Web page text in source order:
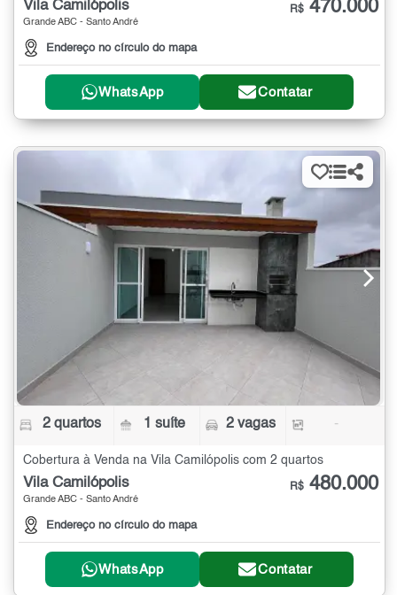
Vila Camilópolis
Grande ABC - Santo André
Endereço no círculo do mapa
R$ 470.000
WhatsApp Contatar
2 quartos 1 suíte 2 vagas -
Cobertura à Venda na Vila Camilópolis com 2 quartos
Vila Camilópolis
Grande ABC - Santo André
Endereço no círculo do mapa
R$ 480.000
WhatsApp Contatar